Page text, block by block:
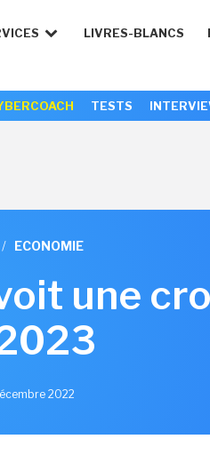
LIVRES-BLANCS
TESTS
/ ECONOMIE
une
2022